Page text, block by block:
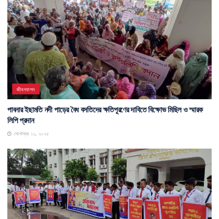
জীবনযাপন
পাবনার ইছামতি নদী পাড়ের বৈধ বসতিদের ক্ষতিপূরণের দাবিতে বিক্ষোভ মিছিল ও স্মারক
লিপি প্রদান
সেপ্টেম্বর ১১, ২০২৫